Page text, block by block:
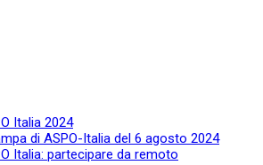
Italia 2024
di ASPO-Italia del 6 agosto 2024
Italia: partecipare da remoto